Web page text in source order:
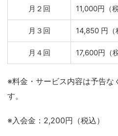
月２回 11,000円（
月３回 14,850 円（
月４回 17,600円（
※料金・サービス内容は予告な
す。
※入会金：2,200円（税込）